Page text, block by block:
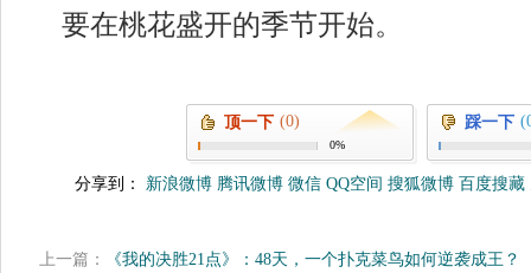
要在桃花盛开的季节开始。
顶一下 (0)
0%
踩一下
分享到： 新浪微博 腾讯微博 微信 QQ空间 搜狐微博 百度搜藏
上一篇：
《我的决胜21点》：48天，一个扑克菜鸟如何逆袭成王？